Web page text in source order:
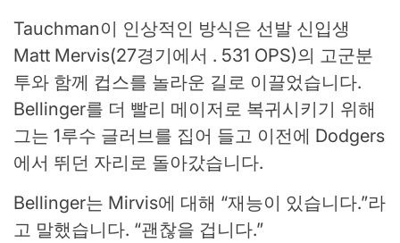
Tauchman이 인상적인 방식은 선발 신입생
Matt Mervis(27경기에서 . 531 OPS)의 고군분
투와 함께 컵스를 놀라운 길로 이끌었습니다.
Bellinger를 더 빨리 메이저로 복귀시키기 위해
그는 1루수 글러브를 집어 들고 이전에 Dodgers
에서 뛰던 자리로 돌아갔습니다.
Bellinger는 Mirvis에 대해 “재능이 있습니다.”라
고 말했습니다. “괜찮을 겁니다.”